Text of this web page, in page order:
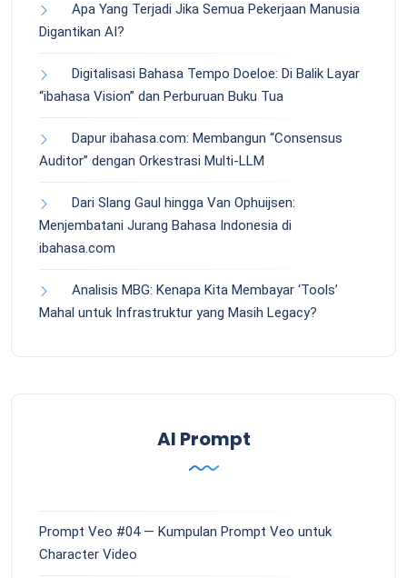
Apa Yang Terjadi Jika Semua Pekerjaan Manusia
Digantikan AI?
Digitalisasi Bahasa Tempo Doeloe: Di Balik Layar
“ibahasa Vision” dan Perburuan Buku Tua
Dapur ibahasa.com: Membangun “Consensus
Auditor” dengan Orkestrasi Multi-LLM
Dari Slang Gaul hingga Van Ophuijsen:
Menjembatani Jurang Bahasa Indonesia di
ibahasa.com
Analisis MBG: Kenapa Kita Membayar ‘Tools’
Mahal untuk Infrastruktur yang Masih Legacy?
AI Prompt
Prompt Veo #04 — Kumpulan Prompt Veo untuk
Character Video